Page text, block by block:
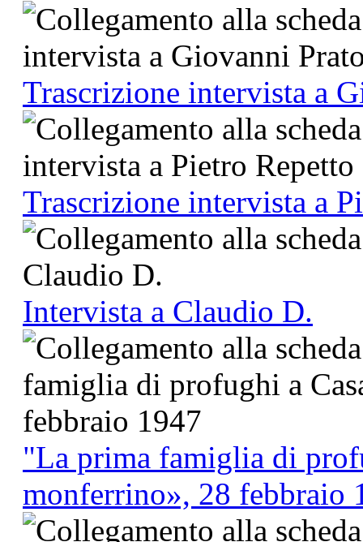
Trascrizione intervista a
Trascrizione intervista a
Intervista a Claudio D.
"La prima famiglia di
monferrino», 28 febbraio